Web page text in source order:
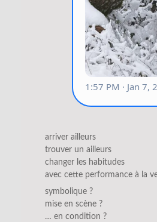
arriver ailleurs
trouver un ailleurs
changer les habitudes
avec cette performance à la
symbolique ?
mise en scène ?
… en condition ?